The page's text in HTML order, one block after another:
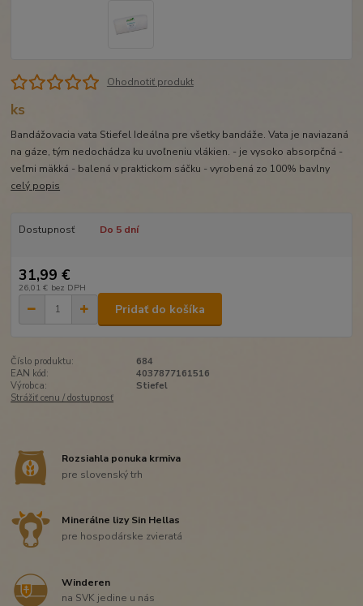
Ohodnotiť produkt
ks
Bandážovacia vata Stiefel Ideálna pre všetky bandáže. Vata je naviazaná
na gáze, tým nedochádza ku uvoľneniu vlákien. - je vysoko absorpčná -
veľmi mäkká - balená v praktickom sáčku - vyrobená zo 100% bavlny
celý popis
Dostupnosť Do 5 dní
31,99 €
26,01 € bez DPH
Pridať do košíka
Číslo produktu:
684
EAN kód:
4037877161516
Výrobca:
Stiefel
Strážiť cenu / dostupnosť
Rozsiahla ponuka krmiva
pre slovenský trh
Minerálne lizy Sin Hellas
pre hospodárske zvieratá
Winderen
na SVK jedine u nás